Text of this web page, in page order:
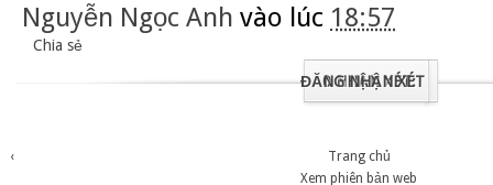
Nguyễn Ngọc Anh vào lúc 18:57
Chia sẻ
0 NHẬN XÉT:
ĐĂNG NHẬN XÉT
‹
Trang chủ
Xem phiên bản web